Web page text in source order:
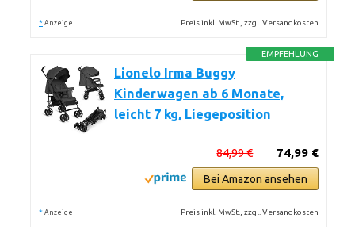
* Anzeige Preis inkl. MwSt., zzgl. Versandkosten
EMPFEHLUNG
Lionelo Irma Buggy
Kinderwagen ab 6 Monate,
leicht 7 kg, Liegeposition
74,99 €
84,99 €
Bei Amazon ansehen
* Anzeige Preis inkl. MwSt., zzgl. Versandkosten